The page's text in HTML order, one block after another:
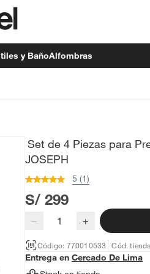
y BañoAlfombras
Set de 4 Piezas para
JOSEPH
5 (1)
S/ 299
− +
Código: 770010533 Cód.
Entrega en Cercado De Lima